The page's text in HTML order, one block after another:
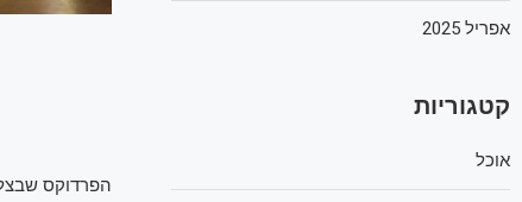
הפרדוקס
אפריל 2025
קטגוריות
אוכל